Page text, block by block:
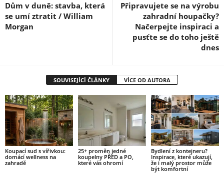
Dům v duně: stavba, která
se umí ztratit / William
Morgan
Připravujete se na výrobu
zahradní houpačky?
Načerpejte inspiraci a
pusťte se do toho ještě
dnes
SOUVISEJÍCÍ ČLÁNKY VÍCE OD AUTORA
Koupací sud s vířivkou:
domácí wellness na
zahradě
25+ proměn jedné
koupelny PŘED a PO,
které vás ohromí
Bydlení z kontejneru?
Inspirace, které ukazují,
že i malý prostor může
být komfortní